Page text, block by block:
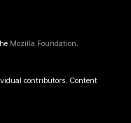
Mozilla Foundation.
contributors. Content